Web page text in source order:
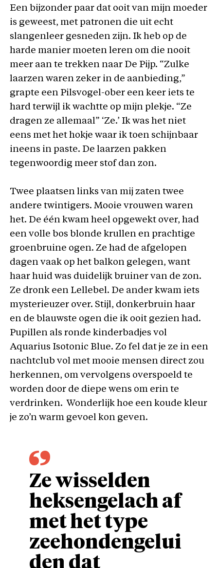
Een bijzonder paar dat ooit van mijn moeder
is geweest, met patronen die uit echt
slangenleer gesneden zijn. Ik heb op de
harde manier moeten leren om die nooit
meer aan te trekken naar De Pijp. “Zulke
laarzen waren zeker in de aanbieding,”
grapte een Pilsvogel-ober een keer iets te
hard terwijl ik wachtte op mijn plekje. “Ze
dragen ze allemaal” ‘Ze.’ Ik was het niet
eens met het hokje waar ik toen schijnbaar
ineens in paste. De laarzen pakken
tegenwoordig meer stof dan zon.
Twee plaatsen links van mij zaten twee
andere twintigers. Mooie vrouwen waren
het. De één kwam heel opgewekt over, had
een volle bos blonde krullen en prachtige
groenbruine ogen. Ze had de afgelopen
dagen vaak op het balkon gelegen, want
haar huid was duidelijk bruiner van de zon.
Ze dronk een Lellebel. De ander kwam iets
mysterieuzer over. Stijl, donkerbruin haar
en de blauwste ogen die ik ooit gezien had.
Pupillen als ronde kinderbadjes vol
Aquarius Isotonic Blue. Zo fel dat je ze in een
nachtclub vol met mooie mensen direct zou
herkennen, om vervolgens overspoeld te
worden door de diepe wens om erin te
verdrinken. Wonderlijk hoe een koude kleur
je zo’n warm gevoel kon geven.
Ze wisselden
heksengelach af
met het type
zeehondengelui
den dat